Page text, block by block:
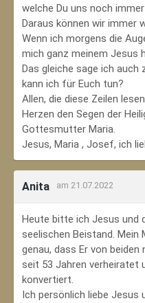
welche Du uns noch
Daraus können wir immer
Wenn ich morgens die
mich ganz meinem Jesus
Das gleiche sage ich auch
kann ich für Euch tun?
Allen, die diese Zeilen
Herzen den Segen der
Gottesmutter Maria.
Jesus, Maria , Josef, ich
Anita am 21.07.2022
Heute bitte ich Jesus und
seelischen Beistand. Mein
genau, dass Er von
seit 53 Jahren verheiratet
konvertiert.
Ich persönlich liebe